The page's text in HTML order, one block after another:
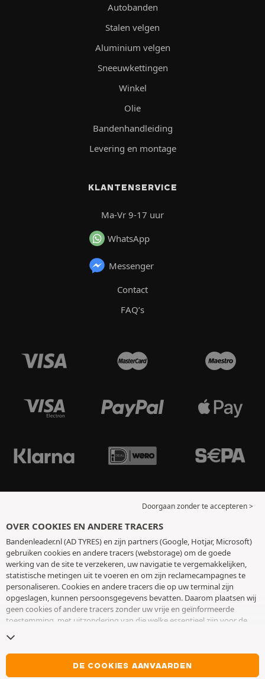
Autobanden
Stalen velgen
Aluminium velgen
Sneeuwkettingen
Winkel
Olie
Bandenhandleiding
Levering en montage
KLANTENSERVICE
Ma-Vr 9-17 uur
WhatsApp
Messenger
Contact
FAQ’s
Doorgaan zonder te accepteren >
OVER COOKIES EN ANDERE TRACERS
Bandenleader.nl (AD TYRES) en zijn partners (Google, Hotjar, Microsoft)
gebruiken cookies en andere tracers (webstorage) om de goede
werking van de site te verzekeren, uw navigatie te vergemakkelijken,
statistische metingen uit te voeren en om zijn reclamecampagnes te
personaliseren. Cookies en andere tracers die op uw terminal zijn
opgeslagen, kunnen persoonsgegevens bevatten. Daarom plaatsen wij
geen cookies of andere tracers zonder uw vrije en geïnformeerde
toestemming, met uitzondering van die welke essentieel zijn voor de
toestemming op elk moment intrekken door naar de pagina over
cookies en andere tracerste gaan. U kunt ervoor kiezen om verder te
surfen zonder het deponeren van cookies of andere tracers te
aanvaarden. Weigering verhindert de toegang tot diensten niet AD
DE COOKIES AANVAARDEN